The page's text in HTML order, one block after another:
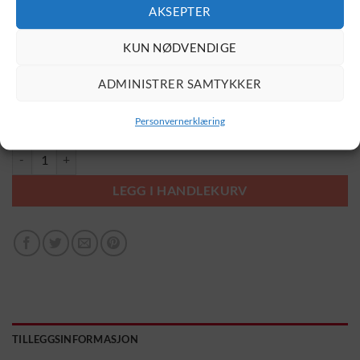
AKSEPTER
KUN NØDVENDIGE
ADMINISTRER SAMTYKKER
Personvernerklæring
radius som betyr «stråle».
Radiation 1 antall
LEGG I HANDLEKURV
TILLEGGSINFORMASJON